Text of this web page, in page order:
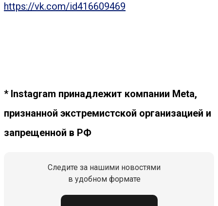
https://vk.com/id416609469
* Instagram принадлежит компании Meta,
признанной экстремистской организацией и
запрещенной в РФ
Следите за нашими новостями
в удобном формате